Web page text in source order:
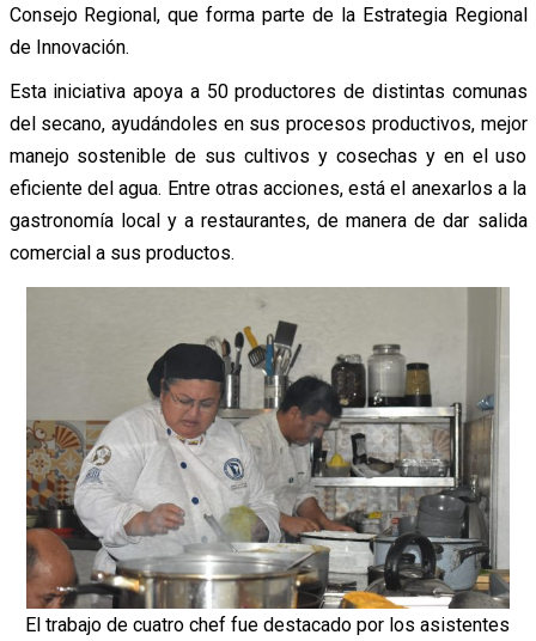
Consejo Regional, que forma parte de la Estrategia Regional
de Innovación.
Esta iniciativa apoya a 50 productores de distintas comunas
del secano, ayudándoles en sus procesos productivos, mejor
manejo sostenible de sus cultivos y cosechas y en el uso
eficiente del agua. Entre otras acciones, está el anexarlos a la
gastronomía local y a restaurantes, de manera de dar salida
comercial a sus productos.
El trabajo de cuatro chef fue destacado por los asistentes